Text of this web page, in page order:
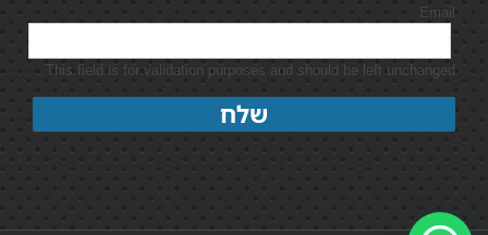
Email
This field is for validation purposes and should be left unchanged.